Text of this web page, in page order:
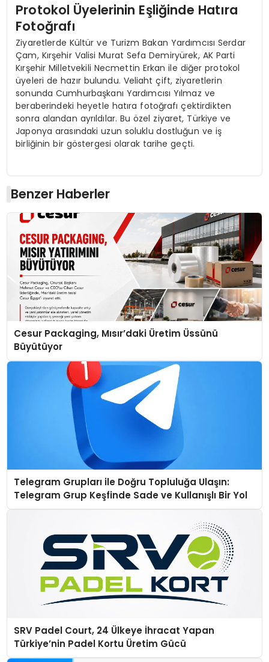
Protokol Üyelerinin Eşliğinde Hatıra
Fotoğrafı
Ziyaretlerde Kültür ve Turizm Bakan Yardımcısı Serdar
Çam, Kırşehir Valisi Murat Sefa Demiryürek, AK Parti
Kırşehir Milletvekili Necmettin Erkan ile diğer protokol
üyeleri de hazır bulundu. Veliaht çift, ziyaretlerin
sonunda Cumhurbaşkanı Yardımcısı Yılmaz ve
beraberindeki heyetle hatıra fotoğrafı çektirdikten
sonra alandan ayrıldılar. Bu özel ziyaret, Türkiye ve
Japonya arasındaki uzun soluklu dostluğun ve iş
birliğinin bir göstergesi olarak tarihe geçti.
Benzer Haberler
Cesur Packaging, Mısır’daki Üretim Üssünü
Büyütüyor
Telegram Grupları ile Doğru Topluluğa Ulaşın:
Telegram Grup Keşfinde Sade ve Kullanışlı Bir Yol
SRV Padel Court, 24 Ülkeye İhracat Yapan
Türkiye’nin Padel Kortu Üretim Gücü